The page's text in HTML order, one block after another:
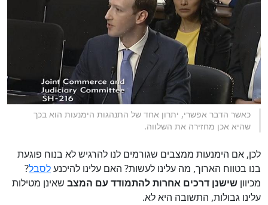
כאשר הדבר אפשרי, יתרון אחד של התנהגות הימנעות הוא בכך
שהיא אכן מחזירה את השלווה.
לכן, אם הימנעות ממצבים שגורמים לנו להרגיש לא בנוח פוגעת
בנו בטווח הארוך, מה עלינו לעשות? האם עלינו להיכנעלסבל?
מכיוון שישנן דרכים אחרות להתמודד עם המצב שאינן מטילות
עלינו גבולות, התשובה היא לא.